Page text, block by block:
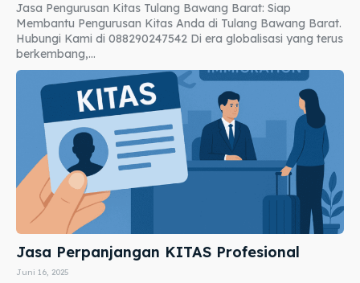
Jasa Pengurusan Kitas Tulang Bawang Barat: Siap
Membantu Pengurusan Kitas Anda di Tulang Bawang Barat.
Hubungi Kami di 088290247542 Di era globalisasi yang terus
berkembang,...
Jasa Perpanjangan KITAS Profesional
Juni 16, 2025